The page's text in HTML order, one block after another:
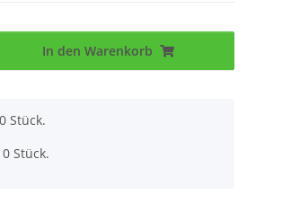
In den Warenkorb
Stück.
Stück.